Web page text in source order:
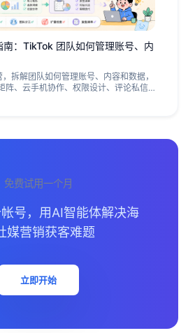
：TikTok 团队如何管理账号、内
拆解团队如何管理账号、内容和数据，
阵、云手机协作、权限设计、评论私信
免费试用一个月
号，用AI智能体解决海
媒营销获客难题
立即开始